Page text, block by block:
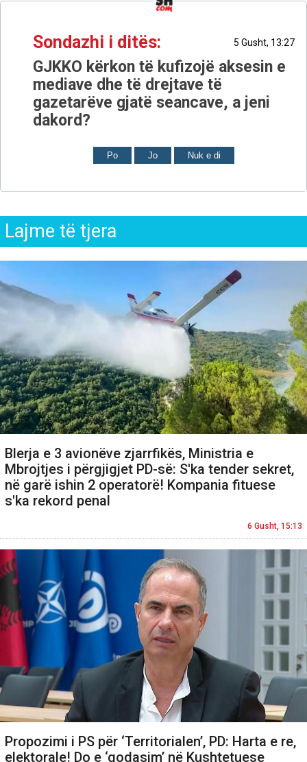
Sondazhi i ditës: 5 Gusht, 13:27
GJKKO kërkon të kufizojë aksesin e
mediave dhe të drejtave të
gazetarëve gjatë seancave, a jeni
dakord?
Po Jo Nuk e di
Lajme të tjera
Blerja e 3 avionëve zjarrfikës, Ministria e
Mbrojtjes i përgjigjet PD-së: S'ka tender sekret,
në garë ishin 2 operatorë! Kompania fituese
s'ka rekord penal
6 Gusht, 15:13
Propozimi i PS për ‘Territorialen’, PD: Harta e re,
elektorale! Do e ‘godasim’ në Kushtetuese